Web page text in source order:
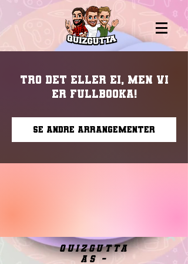
Tro det eller ei, men vi
er fullbooka!
Se andre arrangementer
quizgutta
as -